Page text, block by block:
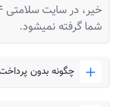
دکتر رضا غیاثوند
زینک پلاس
شما گرفته نمیشود.
چگونه بدون